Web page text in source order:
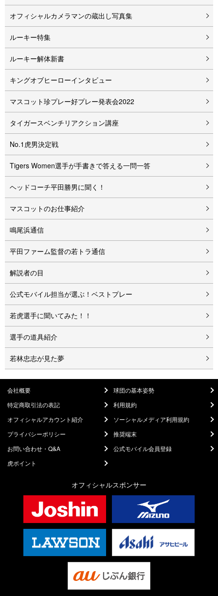
オフィシャルカメラマンの蔵出し写真集
ルーキー特集
ルーキー解体新書
キングオブヒーローインタビュー
マスコット珍プレー好プレー発表会2022
タイガースベンチリアクション講座
No.1虎男決定戦
Tigers Women選手が手書きで答える一問一答
ヘッドコーチ平田勝男に聞く！
マスコットのお仕事紹介
鳴尾浜通信
平田ファーム監督の若トラ通信
解説者の目
公式モバイル担当が選ぶ！ベストプレー
若虎選手に聞いてみた！！
選手の道具紹介
若林忠志が見た夢
会社概要
球団の基本姿勢
特定商取引法の表記
利用規約
オフィシャルアカウント紹介
ソーシャルメディア利用規約
プライバシーポリシー
推奨端末
お問い合わせ・Q&A
公式モバイル会員登録
虎ポイント
オフィシャルスポンサー